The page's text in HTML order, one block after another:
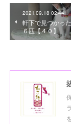
2021.09.18 02:44
軒下で見つかっ
６匹【４０】